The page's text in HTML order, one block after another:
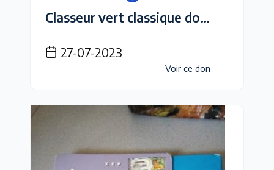
Classeur vert classique dos de 3.5cm environ
27-07-2023
Voir ce don